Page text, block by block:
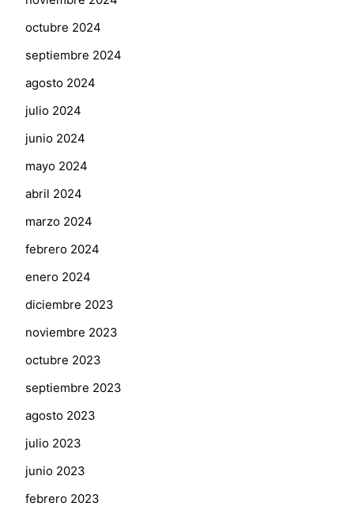
octubre 2024
septiembre 2024
agosto 2024
julio 2024
junio 2024
mayo 2024
abril 2024
marzo 2024
febrero 2024
enero 2024
diciembre 2023
noviembre 2023
octubre 2023
septiembre 2023
agosto 2023
julio 2023
junio 2023
febrero 2023